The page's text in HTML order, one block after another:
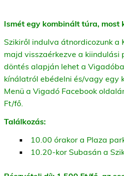
Ismét egy kombinált túra, most
Szikiről indulva átnordicozunk a
majd visszaérkezve a kiindulási
döntés alapján lehet a
kínálatról ebédelni és/vagy egy
Menü a Vigadó Facebook
Ft/fő.
Találkozás:
10.00 órakor a Plaza
10.20-kor Subasán a